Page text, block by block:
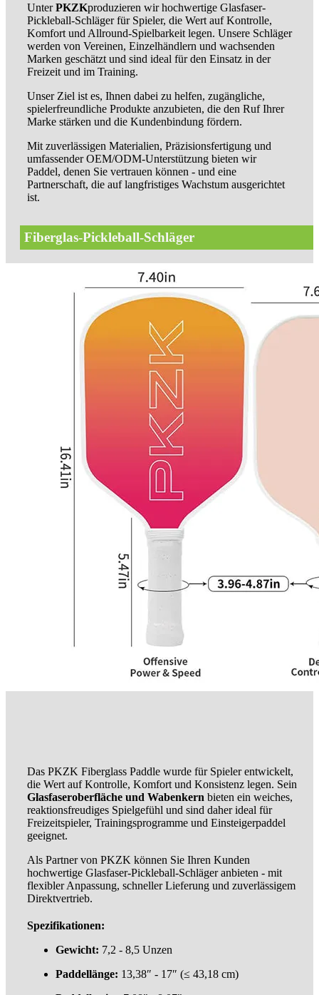
UnterPKZKproduzieren wir hochwertige Glasfaser-
Pickleball-Schläger für Spieler, die Wert auf Kontrolle,
Komfort und Allround-Spielbarkeit legen. Unsere Schläger
werden von Vereinen, Einzelhändlern und wachsenden
Marken geschätzt und sind ideal für den Einsatz in der
Freizeit und im Training.
Unser Ziel ist es, Ihnen dabei zu helfen, zugängliche,
spielerfreundliche Produkte anzubieten, die den Ruf Ihrer
Marke stärken und die Kundenbindung fördern.
Mit zuverlässigen Materialien, Präzisionsfertigung und
umfassender OEM/ODM-Unterstützung bieten wir
Paddel, denen Sie vertrauen können - und eine
Partnerschaft, die auf langfristiges Wachstum ausgerichtet
ist.
Fiberglas-Pickleball-Schläger
Das PKZK Fiberglass Paddle wurde für Spieler entwickelt,
die Wert auf Kontrolle, Komfort und Konsistenz legen. Sein
Glasfaseroberfläche und Wabenkern bieten ein weiches,
reaktionsfreudiges Spielgefühl und sind daher ideal für
Freizeitspieler, Trainingsprogramme und Einsteigerpaddel
geeignet.
Als Partner von PKZK können Sie Ihren Kunden
hochwertige Glasfaser-Pickleball-Schläger anbieten - mit
flexibler Anpassung, schneller Lieferung und zuverlässigem
Direktvertrieb.
Spezifikationen:
Gewicht: 7,2 - 8,5 Unzen
Paddellänge: 13,38″ - 17″ (≤ 43,18 cm)